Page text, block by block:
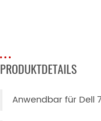
PRODUKTDETAILS
Anwendbar für Dell